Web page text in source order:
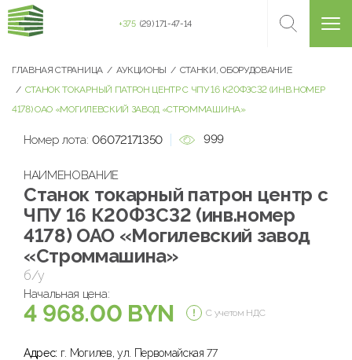
+375 (29) 171-47-14
ГЛАВНАЯ СТРАНИЦА АУКЦИОНЫ
СТАНКИ, ОБОРУДОВАНИЕ
СТАНОК ТОКАРНЫЙ ПАТРОН ЦЕНТР С ЧПУ 16 К20ФЗС32 (ИНВ.НОМЕР
4178) ОАО «МОГИЛЕВСКИЙ ЗАВОД «СТРОММАШИНА»
Номер лота: 06072171350 999
НАИМЕНОВАНИЕ
Станок токарный патрон центр с
ЧПУ 16 К20ФЗС32 (инв.номер
4178) ОАО «Могилевский завод
«Строммашина»
б/у
Начальная цена:
4 968.00 BYN С учетом НДС
Адрес: г. Могилев, ул. Первомайская 77